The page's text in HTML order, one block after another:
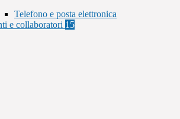
Telefono e posta elettronica
e collaboratori 15